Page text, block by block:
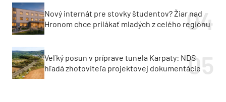
Nový internát pre stovky študentov? Žiar nad
Hronom chce prilákať mladých z celého regiónu
Veľký posun v príprave tunela Karpaty: NDS
hľadá zhotoviteľa projektovej dokumentácie